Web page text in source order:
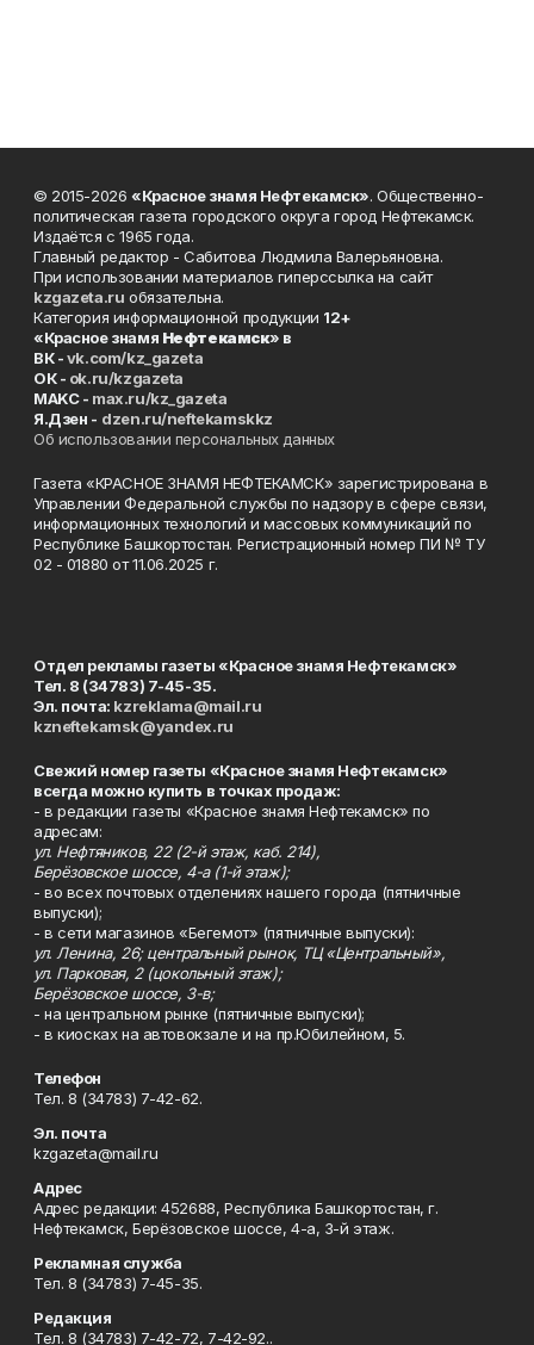
© 2015-2026 «Красное знамя Нефтекамск». Общественно-
политическая газета городского округа город Нефтекамск.
Издаётся с 1965 года.
Главный редактор - Сабитова Людмила Валерьяновна.
При использовании материалов гиперссылка на сайт
kzgazeta.ru обязательна.
Категория информационной продукции 12+
«Красное знамя Нефтекамск» в
ВК -vk.com/kz_gazeta
ОК - ok.ru/kzgazeta
MAKC - max.ru/kz_gazeta
Я.Дзен - dzen.ru/neftekamskkz
Об использовании персональных данных
Газета «КРАСНОЕ ЗНАМЯ НЕФТЕКАМСК» зарегистрирована в
Управлении Федеральной службы по надзору в сфере связи,
информационных технологий и массовых коммуникаций по
Республике Башкортостан. Регистрационный номер ПИ № ТУ
02 - 01880 от 11.06.2025 г.
Отдел рекламы газеты «Красное знамя Нефтекамск»
Тел. 8 (34783) 7-45-35.
Эл. почта: kzreklama@mail.ru
kzneftekamsk@yandex.ru
Свежий номер газеты «Красное знамя Нефтекамск»
всегда можно купить в точках продаж:
- в редакции газеты «Красное знамя Нефтекамск» по
адресам:
ул. Нефтяников, 22 (2-й этаж, каб. 214),
Берёзовское шоссе, 4-а (1-й этаж);
- во всех почтовых отделениях нашего города (пятничные
выпуски);
- в сети магазинов «Бегемот» (пятничные выпуски):
ул. Ленина, 26; центральный рынок, ТЦ «Центральный»,
ул. Парковая, 2 (цокольный этаж);
Берёзовское шоссе, 3-в;
- на центральном рынке (пятничные выпуски);
- в киосках на автовокзале и на пр.Юбилейном, 5.
Телефон
Тел. 8 (34783) 7-42-62.
Эл. почта
kzgazeta@mail.ru
Адрес
Адрес редакции: 452688, Республика Башкортостан, г.
Нефтекамск, Берёзовское шоссе, 4-а, 3-й этаж.
Рекламная служба
Тел. 8 (34783) 7-45-35.
Редакция
Тел. 8 (34783) 7-42-72, 7-42-92..